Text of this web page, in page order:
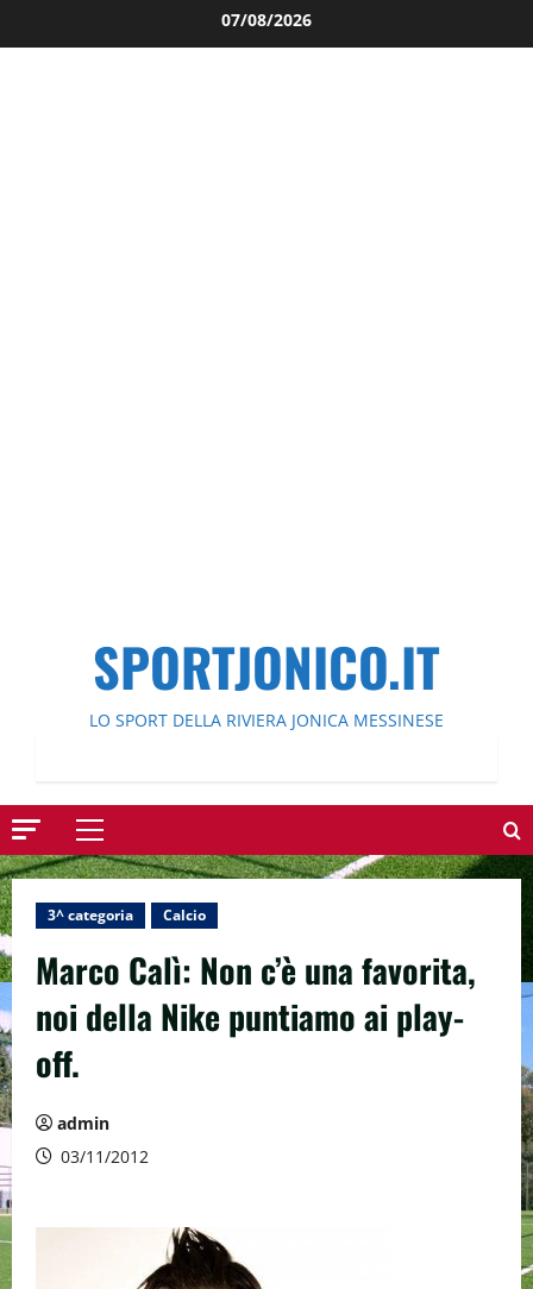
al
07/08/2026
SPORTJONICO.IT
LO SPORT DELLA RIVIERA JONICA MESSINESE
Menu
principale
3^ categoria Calcio
Marco Calì: Non c’è una favorita,
noi della Nike puntiamo ai play-
off.
admin
03/11/2012